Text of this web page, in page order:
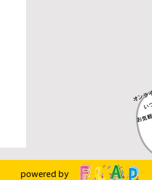
オンい
お気
powered by